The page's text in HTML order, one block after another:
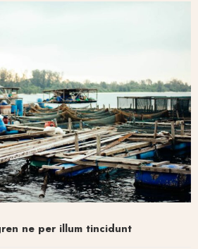
ne per illum tincidunt